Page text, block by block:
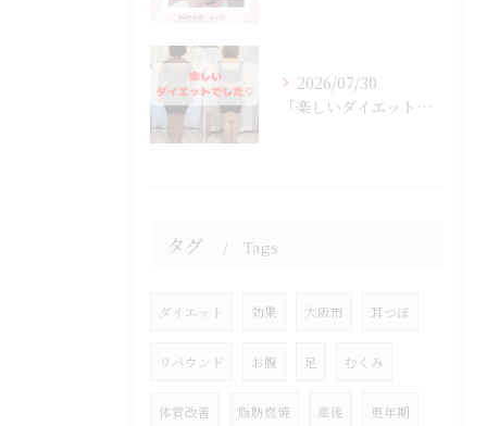
2026/07/30
「楽しいダイエットでした♡」
タグ Tags
ダイエット 効果 大阪市 耳つぼ
リバウンド お腹 足 むくみ
体質改善 脂肪燃焼 産後 更年期